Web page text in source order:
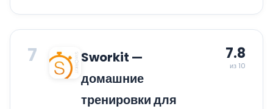
7
Sworkit —
домашние
тренировки для
7.8
из 10